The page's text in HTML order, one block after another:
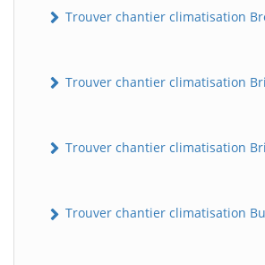
Trouver chantier climatisation
Trouver chantier climatisation
Trouver chantier climatisation
Trouver chantier climatisation